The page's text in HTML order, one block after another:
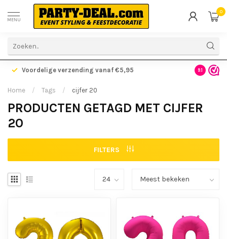
MENU
0
Voordelige verzending vanaf €5,95 Gratis
9.1
Home / Tags / cijfer 20
PRODUCTEN GETAGD MET CIJFER
20
FILTERS